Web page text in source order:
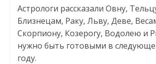
Астрологи рассказали Овну,
Близнецам, Раку, Льву, Деве,
Скорпиону, Козерогу, Водолею и
нужно быть готовыми в
году.